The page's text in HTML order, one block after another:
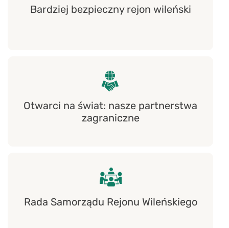
Bardziej bezpieczny rejon wileński
Otwarci na świat: nasze partnerstwa
zagraniczne
Rada Samorządu Rejonu Wileńskiego